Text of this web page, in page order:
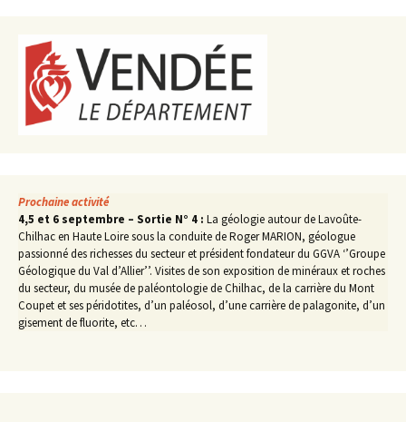
Prochaine activité
4,5 et 6 septembre – Sortie N° 4 : La géologie autour de Lavoûte-
Chilhac en Haute Loire sous la conduite de Roger MARION, géologue
passionné des richesses du secteur et président fondateur du GGVA ‘’Groupe
Géologique du Val d’Allier’’. Visites de son exposition de minéraux et roches
du secteur, du musée de paléontologie de Chilhac, de la carrière du Mont
Coupet et ses péridotites, d’un paléosol, d’une carrière de palagonite, d’un
gisement de fluorite, etc…